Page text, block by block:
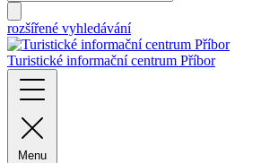
rozšířené vyhledávání
Turistické informační centrum Příbor
Menu